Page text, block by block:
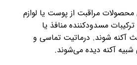
مراقبت از پوست یا لوازم
مسدودکننده منافذ یا
آکنه شوند. درماتیت تماسی و
آکنه دیده می‌شوند.